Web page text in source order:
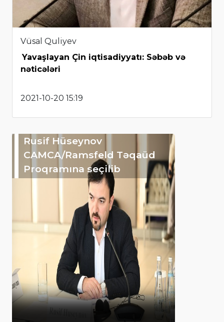
Vüsal Quliyev
Yavaşlayan Çin iqtisadiyyatı: Səbəb və
nəticələri
2021-10-20 15:19
Rusif Hüseynov
CAMCA/Ramsfeld Təqaüd
Proqramına seçilib